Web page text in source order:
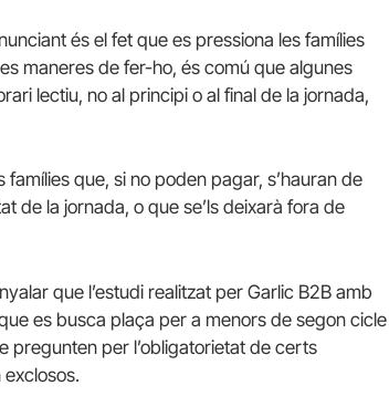
és el fet que es pressiona les famílies
maneres de fer-ho, és comú que algunes
lectiu, no al principi o al final de la jornada,
famílies que, si no poden pagar, s’hauran de
de la jornada, o que se’ls deixarà fora de
que l’estudi realitzat per Garlic B2B amb
es busca plaça per a menors de segon cicle
pregunten per l’obligatorietat de certs